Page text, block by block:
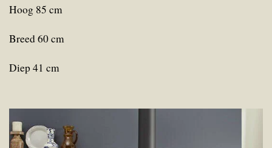
Hoog 85 cm
Breed 60 cm
Diep 41 cm